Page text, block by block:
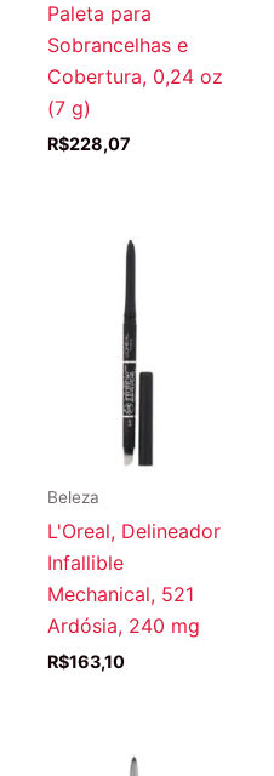
Paleta para
Sobrancelhas e
Cobertura, 0,24 oz
(7 g)
R$228,07
Beleza
L'Oreal, Delineador
Infallible
Mechanical, 521
Ardósia, 240 mg
R$163,10